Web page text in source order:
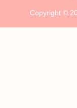
Copyright ©